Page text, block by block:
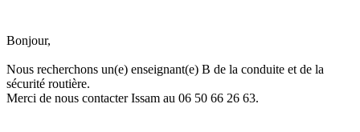
Bonjour,
Nous recherchons un(e) enseignant(e) B de la conduite et de la
sécurité routière.
Merci de nous contacter Issam au 06 50 66 26 63.